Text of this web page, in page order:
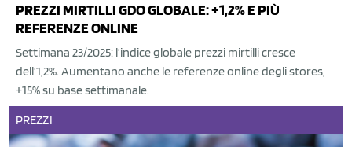
PREZZI MIRTILLI GDO GLOBALE: +1,2% E PIÙ
REFERENZE ONLINE
Settimana 23/2025: l’indice globale prezzi mirtilli cresce
dell’1,2%. Aumentano anche le referenze online degli stores,
+15% su base settimanale.
PREZZI